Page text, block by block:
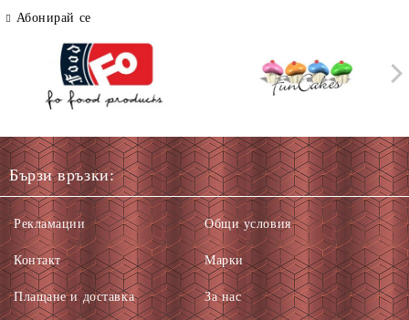
Абонирай се
Бързи връзки:
Рекламации
Контакт
Плащане и доставка
Общи условия
Марки
За нас